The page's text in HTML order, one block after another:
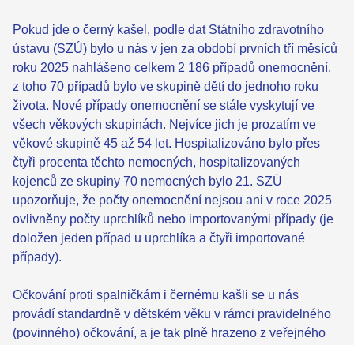
Pokud jde o černý kašel, podle dat Státního zdravotního
ústavu (SZÚ) bylo u nás v jen za období prvních tří měsíců
roku 2025 nahlášeno celkem 2 186 případů onemocnění,
z toho 70 případů bylo ve skupině dětí do jednoho roku
života. Nové případy onemocnění se stále vyskytují ve
všech věkových skupinách. Nejvíce jich je prozatím ve
věkové skupině 45 až 54 let. Hospitalizováno bylo přes
čtyři procenta těchto nemocných, hospitalizovaných
kojenců ze skupiny 70 nemocných bylo 21. SZÚ
upozorňuje, že počty onemocnění nejsou ani v roce 2025
ovlivněny počty uprchlíků nebo importovanými případy (je
doložen jeden případ u uprchlíka a čtyři importované
případy).
Očkování proti spalničkám i černému kašli se u nás
provádí standardně v dětském věku v rámci pravidelného
(povinného) očkování, a je tak plně hrazeno z veřejného